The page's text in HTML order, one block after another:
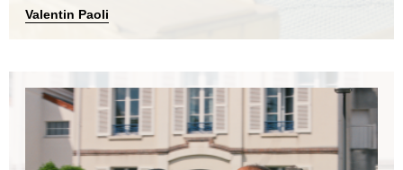
Valentin Paoli